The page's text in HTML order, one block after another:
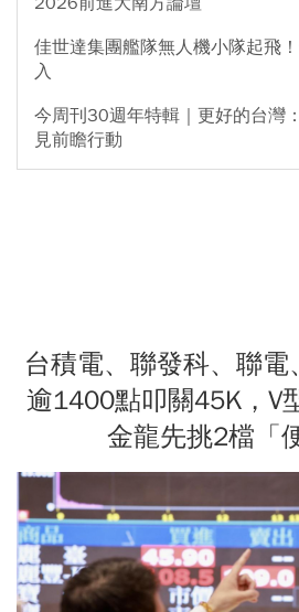
佳世達集團艦隊無人機小隊起飛
入
今周刊30週年特輯｜更好的台灣
見前瞻行動
台積電、聯發科、聯
逾1400點叩關45K，V
金龍先挑2檔「